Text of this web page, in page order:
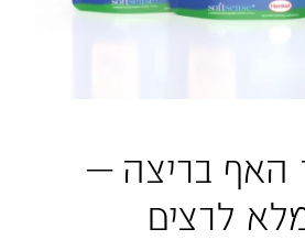
האף בריצה —
לרצים